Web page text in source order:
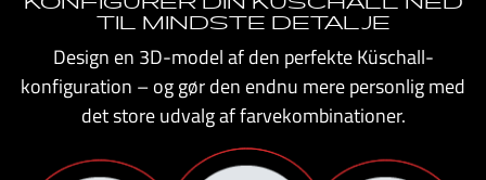
TIL MINDSTE DETALJE
Design en 3D-model af den perfekte Küschall-
konfiguration – og gør den endnu mere personlig med
det store udvalg af farvekombinationer.